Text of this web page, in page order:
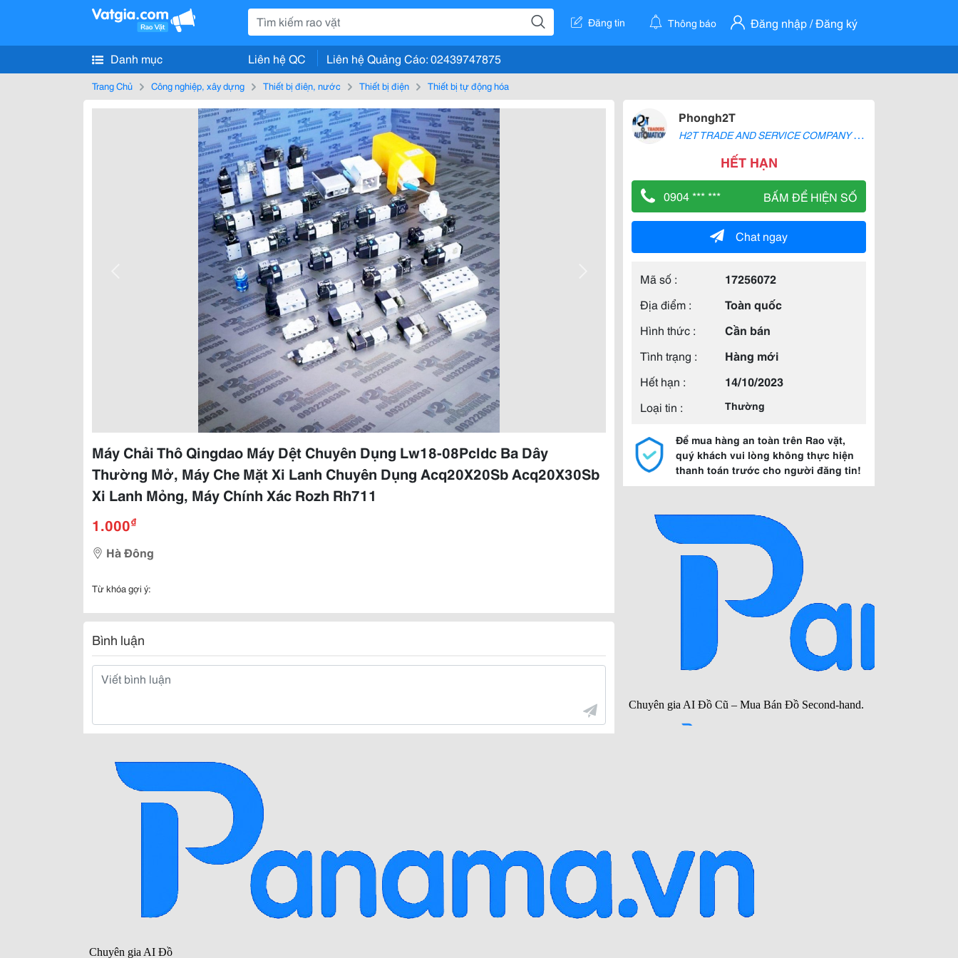
Đăng tin Thông báo Đăng nhập / Đăng ký
Danh mục Liên hệ QC Liên hệ Quảng Cáo: 02439747875
Trang Chủ Công nghiệp, xây dựng Thiết bị điện, nước Thiết bị điện Thiết bị tự động hóa
Máy Chải Thô Qingdao Máy Dệt Chuyên Dụng Lw18-08Pcldc Ba Dây
Thường Mở, Máy Che Mặt Xi Lanh Chuyên Dụng Acq20X20Sb Acq20X30Sb
Xi Lanh Mỏng, Máy Chính Xác Rozh Rh711
1.000₫
Hà Đông
Từ khóa gợi ý:
Bình luận
Phongh2T
H
2T TRADE AND SERVICE COMPANY LIMITED
HẾT HẠN
0904 *** *** BẤM ĐỂ HIỆN SỐ
Chat ngay
Mã số :
17256072
Địa điểm :
Toàn quốc
Hình thức :
Cần bán
Tình trạng :
Hàng mới
Hết hạn :
14/10/2023
Loại tin :
Thường
Để mua hàng an toàn trên Rao vặt,
quý khách vui lòng không thực hiện
thanh toán trước cho người đăng tin!